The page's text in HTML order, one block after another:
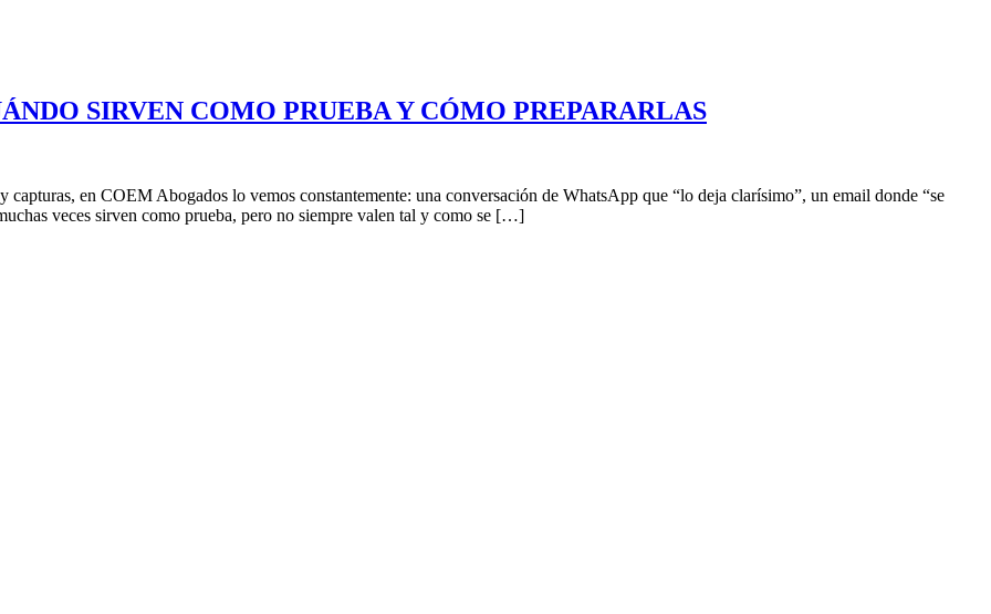
SIRVEN COMO PRUEBA Y CÓMO PREPARARLAS
en COEM Abogados lo vemos constantemente: una conversación de WhatsApp que “lo deja clarísimo”, un email donde “se
veces sirven como prueba, pero no siempre valen tal y como se […]